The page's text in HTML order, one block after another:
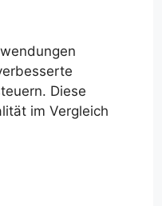
Diese
im Vergleich